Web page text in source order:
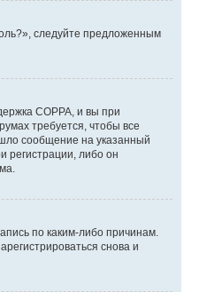
следуйте предложенным
COPPA, и вы при
требуется, чтобы все
сообщение на указанный
регистрации, либо он
по каким-либо причинам.
снова и